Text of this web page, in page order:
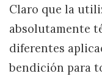
Claro que la
absolutamente
diferentes
bendición para